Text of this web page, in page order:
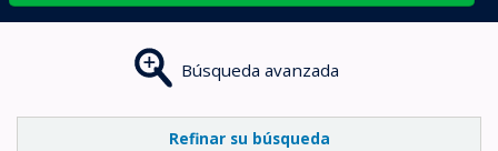
Búsqueda avanzada
Refinar su búsqueda